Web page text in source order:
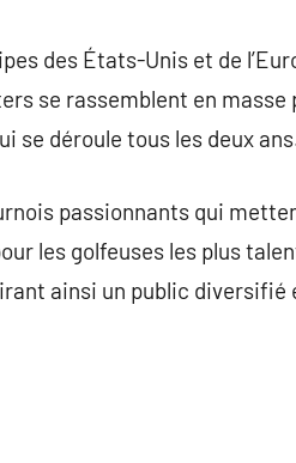
des États-Unis et de
se rassemblent en masse
se déroule tous les deux
passionnants qui
les golfeuses les plus
ainsi un public diversifié